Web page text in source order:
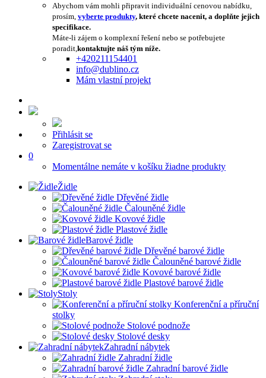
Abychom vám mohli připravit individuální cenovou nabídku,
prosím, vyberte produkty, které chcete nacenit, a doplňte jejich
specifikace.
Máte-li zájem o komplexní řešení nebo se potřebujete
poradit,kontaktujte náš tým níže.
+420211154401
info@dublino.cz
Mám vlastní projekt
Přihlásit se
Zaregistrovat se
0
Momentálne nemáte v košíku žiadne produkty
Židle
Dřevěné židle
Čalouněné židle
Kovové židle
Plastové židle
Barové židle
Dřevěné barové židle
Čalouněné barové židle
Kovové barové židle
Plastové barové židle
Stoly
Konferenční a příruční
stolky
Stolové podnože
Stolové desky
Zahradní nábytek
Zahradní židle
Zahradní barové židle